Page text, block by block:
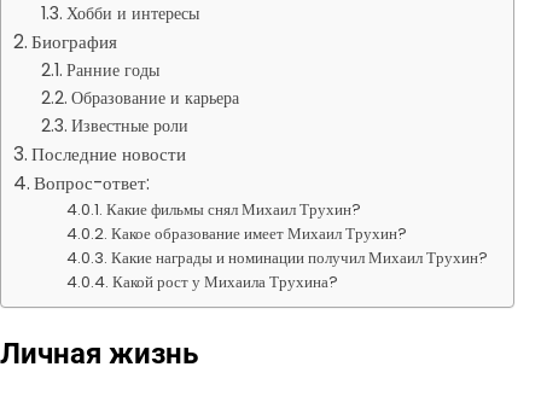
Хобби и интересы
Биография
Ранние годы
Образование и карьера
Известные роли
Последние новости
Вопрос-ответ:
Какие фильмы снял Михаил Трухин?
Какое образование имеет Михаил Трухин?
Какие награды и номинации получил Михаил Трухин?
Какой рост у Михаила Трухина?
Личная жизнь